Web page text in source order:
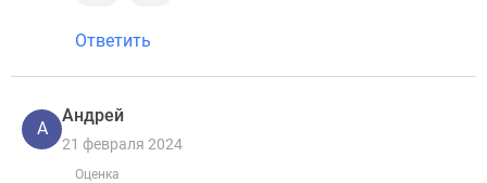
Ответить
А
Андрей
21 февраля 2024
Оценка